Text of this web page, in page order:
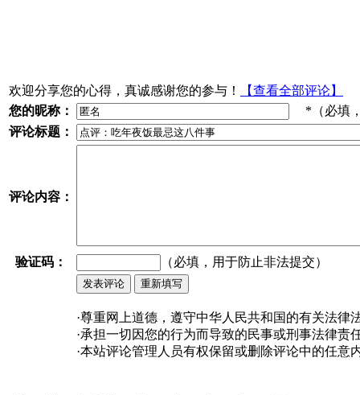
欢迎分享您的心得，真诚感谢您的参与！
【查看全部评论】
您的昵称：
*（必填
评论标题：
评论内容：
验证码： （必填，用于防止非法提交）
·尊重网上道德，遵守中华人民共和国的有关法律
·承担一切因您的行为而导致的民事或刑事法律责
·本站评论管理人员有权保留或删除评论中的任意